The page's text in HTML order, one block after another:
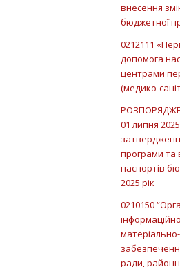
внесення
бюджетної
0212111
допомога
центрами
(медико-
01 липня
програми та
паспортів
2025 рік
0210150
ради,